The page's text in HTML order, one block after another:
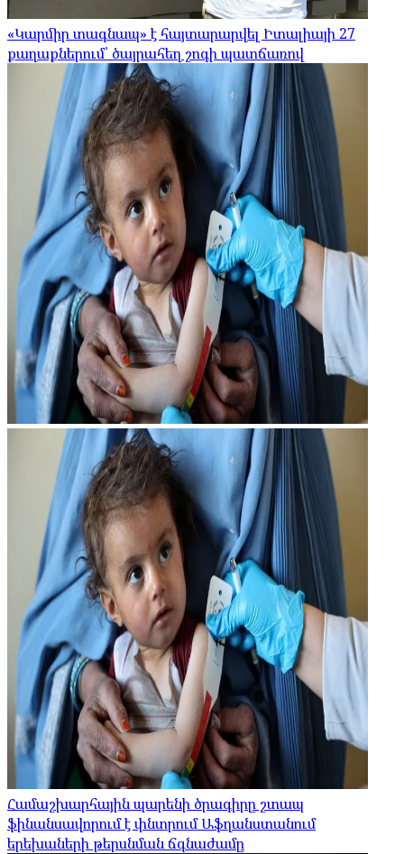
«Կարմիր տագնապ» է հայտարարվել Իտալիայի 27
քաղաքներում՝ ծայրահեղ շոգի պատճառով
Համաշխարհային պարենի ծրագիրը շտապ
ֆինանսավորում է փնտրում Աֆղանստանում
երեխաների թերսնման ճգնաժամը